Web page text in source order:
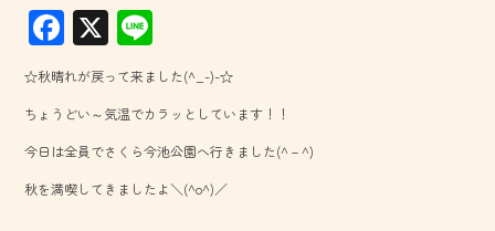
F
ac
e
b
o
ok
X
ne
☆秋晴れが戻って来ました(^_-)-☆
ちょうどい～気温でカラッとしています！！
今日は全員でさくら今池公園へ行きました(^－^)
秋を満喫してきましたよ＼(^o^)／